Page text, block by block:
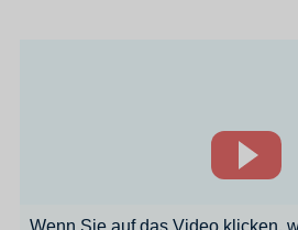
Wenn Sie auf das Video klicken,